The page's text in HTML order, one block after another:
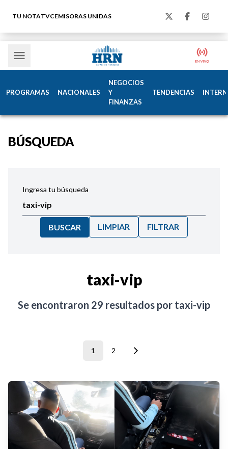
TU NOTATVCEMISORAS UNIDAS
PROGRAMAS NACIONALES
NEGOCIOS
Y
FINANZAS
TENDENCIAS
BÚSQUEDA
Ingresa tu búsqueda
BUSCAR LIMPIAR FILTRAR
taxi-vip
Se encontraron 29 resultados por taxi-vip
1 2